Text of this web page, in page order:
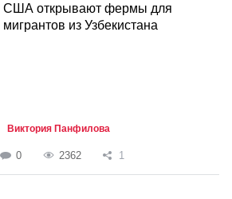
США открывают фермы для
мигрантов из Узбекистана
Виктория Панфилова
0 2362 1